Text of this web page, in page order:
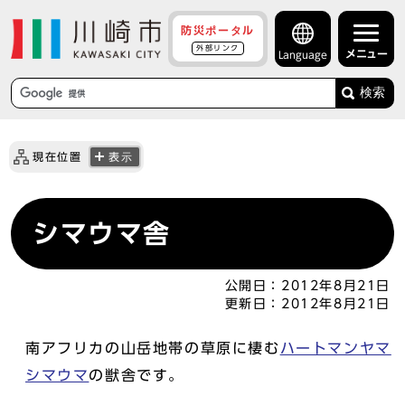
防災ポータル
外部リンク
Language メニュー
検索
現在位置 表示
シマウマ舎
公開日： 2012年8月21日
更新日： 2012年8月21日
南アフリカの山岳地帯の草原に棲むハートマンヤマ
シマウマの獣舎です。